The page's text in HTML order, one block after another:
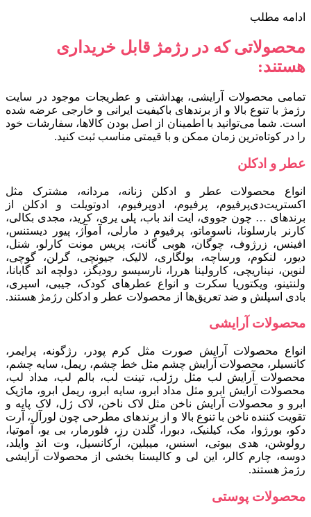
ادامه مطلب
محصولاتی که در رژمژ قابل خریداری
هستند:
تمامی محصولات آرایشی، بهداشتی و عطریجات موجود در سایت
رژمژ با تنوع بالا و از برندهای باکیفیت ایرانی و خارجی عرضه شده
است. شما می‌توانید با اطمینان از اصل بودن کالاها، سفارشات خود
را در کوتاه‌ترین زمان ممکن و با قیمتی مناسب ثبت کنید.
عطر و ادکلن
انواع محصولات عطر و ادکلن زنانه، مردانه، مشترک مثل
اکستریت‌دی‌پرفیوم، پرفیوم، ادوپرفیوم، ادوتویلت و ادکلن از
برندهای … چون جووی، ایت اند باب، پلی یری، کرید، مجدی بکالی،
کارنر بارسلونا، ناسوماتو، پرفیوم د مارلی، آموآژ، پیور دیستنس،
افینس، زرژوف، چوگان، هوبی گانت، پریس مونت کارلو، شنل،
دیور، لنکوم، ورساچه، بولگاری، لالیک، جیونچی، گرلن، گوچی،
لنوین، نیناریچی، کارولینا هررا، نارسیسو رودیگز، دولچه اند گابانا،
ولنتینو، ویکتوریا سکرت و انواع عطرهای کودک، جیبی، اسپری،
بادی اسپلش و ضد تعریق‌ها از محصولات عطر و ادکلن رژمژ هستند.
محصولات آرایشی
انواع محصولات آرایش صورت مثل کرم پودر، رژگونه، پرایمر،
کانسیلر، محصولات آرایش چشم مثل خط چشم، ریمل، سایه چشم،
محصولات آرایش لب مثل رژلب، تینت لب، بالم لب، مداد لب،
محصولات آرایش ابرو مثل مداد ابرو، سایه ابرو، ریمل ابرو، ماژیک
ابرو و محصولات آرایش ناخن مثل لاک ناخن، لاک ژل، لاک پایه و
تقویت کننده ناخن با تنوع بالا و از برندهای مطرحی چون لورآل، آرت
دکو، بورژوا، مک، کیلنیک، دبورا، گلدن رز، فلورمار، بی یو، آموتیا،
رولوشن، هدی بیوتی، اسنس، میبلین، آرکانسیل، وت اند وایلد،
دوسه، چارم کالر، این لی و کالیستا بخشی از محصولات آرایشی
رژمژ هستند.
محصولات پوستی